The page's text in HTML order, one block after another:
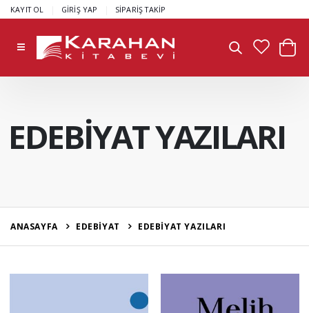
KAYIT OL GİRİŞ YAP SİPARİŞ TAKİP
EDEBİYAT YAZILARI
ANASAYFA EDEBİYAT EDEBİYAT YAZILARI